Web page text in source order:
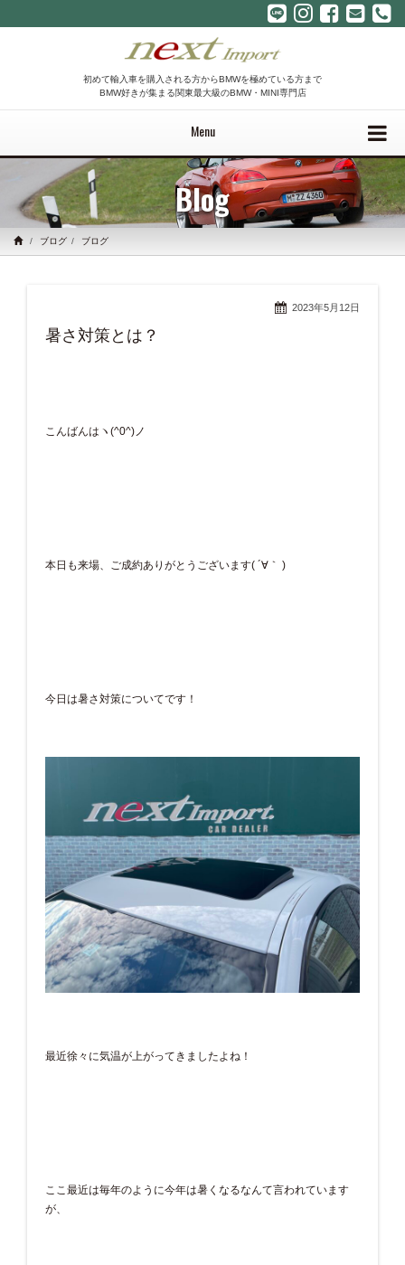
初めて輸入車を購入される方からBMWを極めている方まで
BMW好きが集まる関東最大級のBMW・MINI専門店
Menu
Blog
ブログ ブログ
2023年5月12日
暑さ対策とは？
こんばんはヽ(^0^)ノ
本日も来場、ご成約ありがとうございます( ´∀｀ )
今日は暑さ対策についてです！
最近徐々に気温が上がってきましたよね！
ここ最近は毎年のように今年は暑くなるなんて言われています
が、